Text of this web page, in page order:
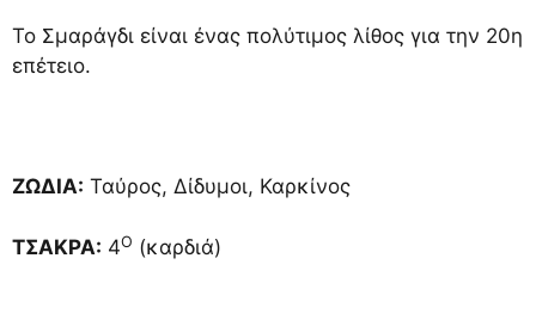
Το Σμαράγδι είναι ένας πολύτιμος λίθος για την 20η
επέτειο.
ΖΩΔΙΑ: Ταύρος, Δίδυμοι, Καρκίνος
ΤΣΑΚΡΑ: 4Ο (καρδιά)